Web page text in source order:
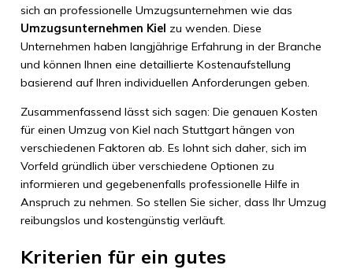
sich an professionelle Umzugsunternehmen wie das
Umzugsunternehmen Kiel zu wenden. Diese
Unternehmen haben langjährige Erfahrung in der Branche
und können Ihnen eine detaillierte Kostenaufstellung
basierend auf Ihren individuellen Anforderungen geben.
Zusammenfassend lässt sich sagen: Die genauen Kosten
für einen Umzug von Kiel nach Stuttgart hängen von
verschiedenen Faktoren ab. Es lohnt sich daher, sich im
Vorfeld gründlich über verschiedene Optionen zu
informieren und gegebenenfalls professionelle Hilfe in
Anspruch zu nehmen. So stellen Sie sicher, dass Ihr Umzug
reibungslos und kostengünstig verläuft.
Kriterien für ein gutes